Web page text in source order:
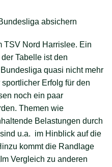
absichern
TSV Nord Harrislee. Ein
Tabelle ist den
quasi nicht mehr
Erfolg für den
noch ein paar
Themen wie
Belastungen durch
u.a. im Hinblick auf die
kommt die Randlage
Vergleich zu anderen